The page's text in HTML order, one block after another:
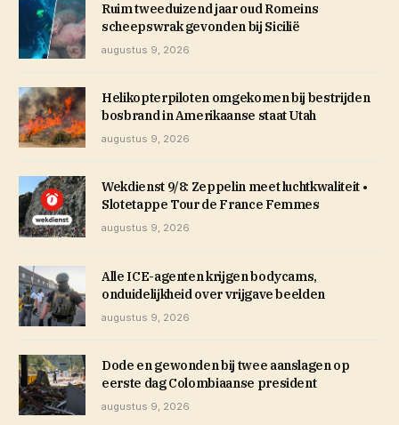
Ruim tweeduizend jaar oud Romeins
scheepswrak gevonden bij Sicilië
augustus 9, 2026
Helikopterpiloten omgekomen bij bestrijden
bosbrand in Amerikaanse staat Utah
augustus 9, 2026
Wekdienst 9/8: Zeppelin meet luchtkwaliteit •
Slotetappe Tour de France Femmes
augustus 9, 2026
Alle ICE-agenten krijgen bodycams,
onduidelijkheid over vrijgave beelden
augustus 9, 2026
Dode en gewonden bij twee aanslagen op
eerste dag Colombiaanse president
augustus 9, 2026